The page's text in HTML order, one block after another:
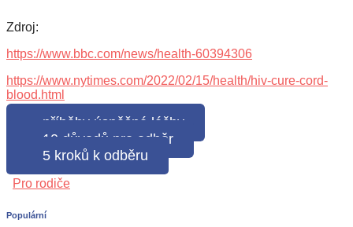
Zdroj:
https://www.bbc.com/news/health-60394306
https://www.nytimes.com/2022/02/15/health/hiv-cure-cord-
blood.html
příběhy úspěšné léčby
10 důvodů pro odběr
5 kroků k odběru
Pro rodiče
Populární